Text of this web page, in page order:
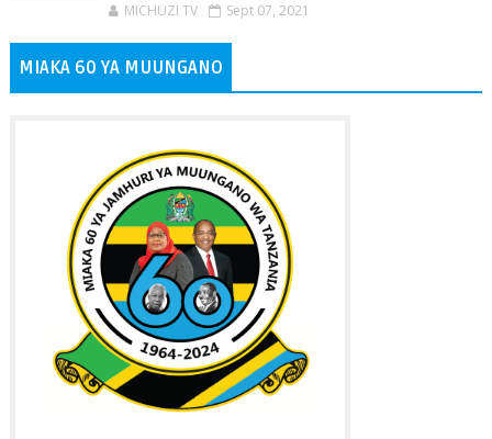
MICHUZI TV Sept 07, 2021
MIAKA 60 YA MUUNGANO